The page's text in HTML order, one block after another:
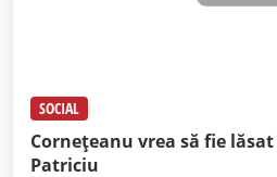
SOCIAL
Corneţeanu vrea să fie
Patriciu